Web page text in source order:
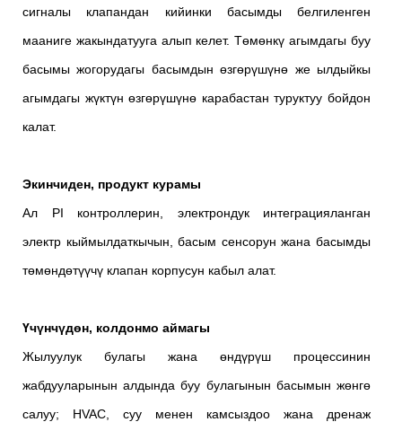
сигналы клапандан кийинки басымды белгиленген
мааниге жакындатууга алып келет. Төмөнкү агымдагы буу
басымы жогорудагы басымдын өзгөрүшүнө же ылдыйкы
агымдагы жүктүн өзгөрүшүнө карабастан туруктуу бойдон
калат.
Экинчиден, продукт курамы
Ал PI контроллерин, электрондук интеграцияланган
электр кыймылдаткычын, басым сенсорун жана басымды
төмөндөтүүчү клапан корпусун кабыл алат.
Үчүнчүдөн, колдонмо аймагы
Жылуулук булагы жана өндүрүш процессинин
жабдууларынын алдында буу булагынын басымын жөнгө
салуу; HVAC, суу менен камсыздоо жана дренаж